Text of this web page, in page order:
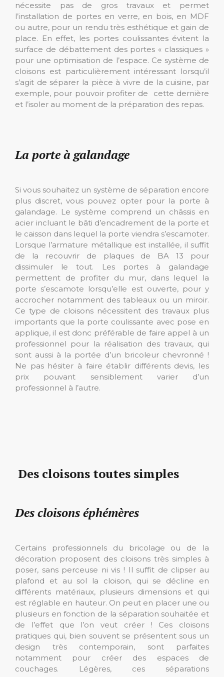
nécessite pas de gros travaux et permet
l’installation de portes en verre, en bois, en MDF
ou autre, pour un rendu très esthétique et gain de
place. En effet, les portes coulissantes évitent la
surface de débattement des portes « classiques »
pour une optimisation de l’espace. Ce système de
cloisons est particulièrement intéressant lorsqu’il
s’agit de séparer la pièce à vivre de la cuisine, par
exemple, pour pouvoir profiter de cette dernière
et l’isoler au moment de la préparation des repas.
La porte à galandage
Si vous souhaitez un système de séparation encore
plus discret, vous pouvez opter pour la porte à
galandage. Le système comprend un châssis en
acier incluant le bâti d’encadrement de la porte et
le caisson dans lequel la porte viendra s’escamoter.
Lorsque l’armature métallique est installée, il suffit
de la recouvrir de plaques de BA 13 pour
dissimuler le tout. Les portes à galandage
permettent de profiter du mur, dans lequel la
porte s’escamote lorsqu’elle est ouverte, pour y
accrocher notamment des tableaux ou un miroir.
Ce type de cloisons nécessitent des travaux plus
importants que la porte coulissante avec pose en
applique, il est donc préférable de faire appel à un
professionnel pour la réalisation des travaux, qui
sont aussi à la portée d’un bricoleur chevronné !
Ne pas hésiter à faire établir différents devis, les
prix pouvant sensiblement varier d’un
professionnel à l’autre.
Des cloisons toutes simples
Des cloisons éphémères
Certains professionnels du bricolage ou de la
décoration proposent des cloisons très simples à
poser, sans perceuse ni vis ! Il suffit de clipser au
plafond et au sol la cloison, qui se décline en
différents matériaux, plusieurs dimensions et qui
est réglable en hauteur. On peut en placer une ou
plusieurs en fonction de la séparation souhaitée et
de l’effet que l’on veut créer ! Ces cloisons
pratiques qui, bien souvent se présentent sous un
design très contemporain, sont parfaites
notamment pour créer des espaces de
couchages. Légères, ces séparations